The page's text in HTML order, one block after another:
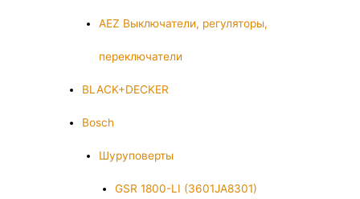
AEZ Выключатели, регуляторы,
переключатели
BLACK+DECKER
Bosch
Шуруповерты
GSR 1800-LI (3601JA8301)